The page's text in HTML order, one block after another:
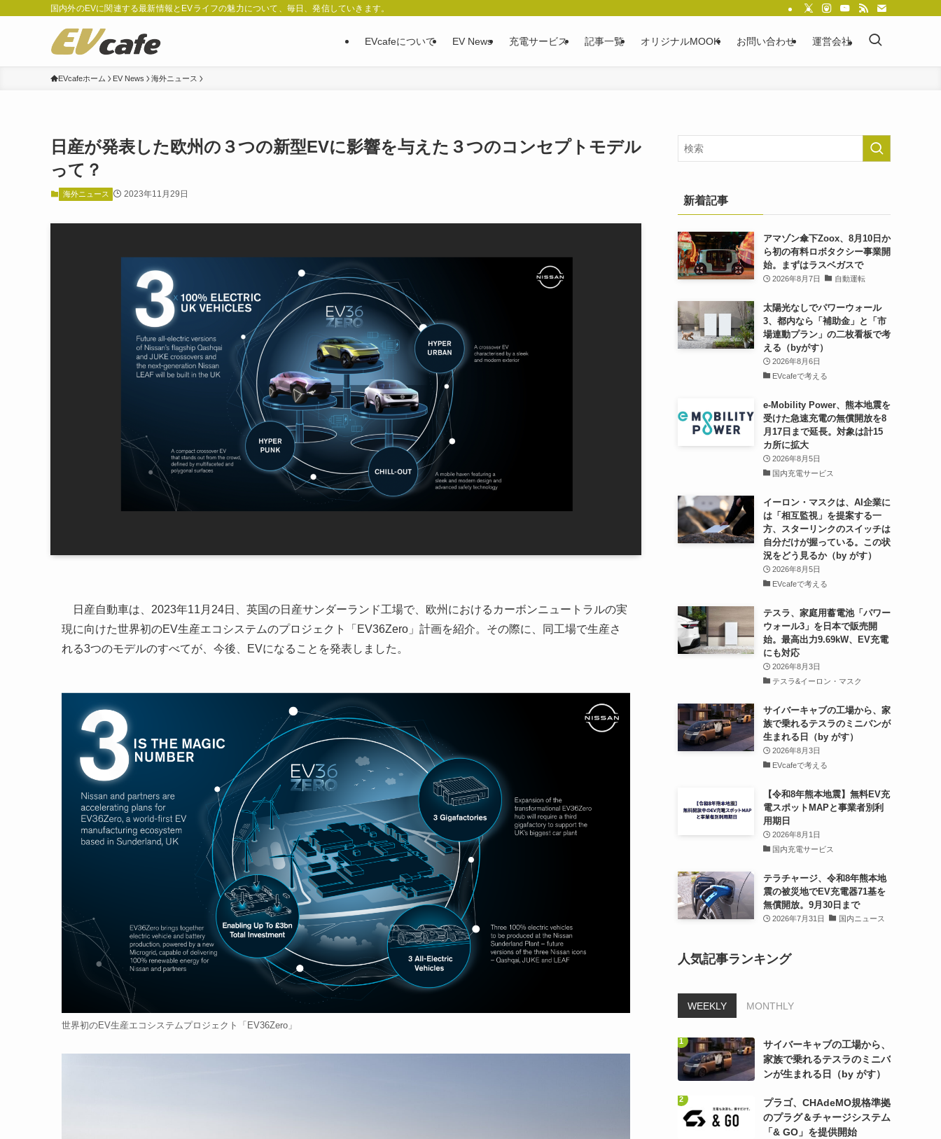
国内外のEVに関連する最新情報とEVライフの魅力について、毎日、発信していきます。
EVcafeについて EV News 充電サービス 記事一覧 オリジナルMOOK お問い合わせ 運営会社
EVcafeホーム EV News 海外ニュース
日産が発表した欧州の３つの新型EVに影響を与えた３つのコンセプトモデル
って？
海外ニュース 2023年11月29日
日産自動車は、2023年11月24日、英国の日産サンダーランド工場で、欧州におけるカーボンニュートラルの実
現に向けた世界初のEV生産エコシステムのプロジェクト「EV36Zero」計画を紹介。その際に、同工場で生産さ
れる3つのモデルのすべてが、今後、EVになることを発表しました。
世界初のEV生産エコシステムプロジェクト「EV36Zero」
新着記事
アマゾン傘下Zoox、8月10日か
ら初の有料ロボタクシー事業開
始。まずはラスベガスで
2026年8月7日 自動運転
太陽光なしでパワーウォール
3、都内なら「補助金」と「市
場連動プラン」の二枚看板で考
える（byがす）
2026年8月6日
EVcafeで考える
e-Mobility Power、熊本地震を
受けた急速充電の無償開放を8
月17日まで延長。対象は計15
カ所に拡大
2026年8月5日
国内充電サービス
イーロン・マスクは、AI企業に
は「相互監視」を提案する一
方、スターリンクのスイッチは
自分だけが握っている。この状
況をどう見るか（by がす）
2026年8月5日
EVcafeで考える
テスラ、家庭用蓄電池「パワー
ウォール3」を日本で販売開
始。最高出力9.69kW、EV充電
にも対応
2026年8月3日
テスラ&イーロン・マスク
サイバーキャブの工場から、家
族で乗れるテスラのミニバンが
生まれる日（by がす）
2026年8月3日
EVcafeで考える
【令和8年熊本地震】無料EV充
電スポットMAPと事業者別利
用期日
2026年8月1日
国内充電サービス
テラチャージ、令和8年熊本地
震の被災地でEV充電器71基を
無償開放。9月30日まで
2026年7月31日 国内ニュース
人気記事ランキング
WEEKLY MONTHLY
サイバーキャブの工場から、
家族で乗れるテスラのミニバ
ンが生まれる日（by がす）
プラゴ、CHAdeMO規格準拠
のプラグ＆チャージシステム
「& GO」を提供開始